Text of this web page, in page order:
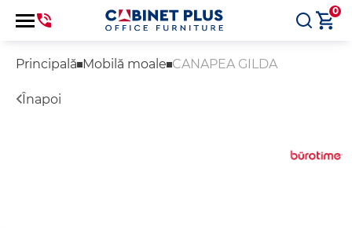
0
Principală Mobilă moale CANAPEA GILDA
Înapoi